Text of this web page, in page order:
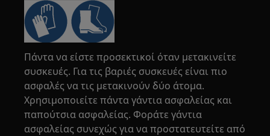
Πάντα να είστε προσεκτικοί όταν μετακινείτε
συσκευές. Για τις βαριές συσκευές είναι πιο
ασφαλές να τις μετακινούν δύο άτομα.
Χρησιμοποιείτε πάντα γάντια ασφαλείας και
παπούτσια ασφαλείας. Φοράτε γάντια
ασφαλείας συνεχώς για να προστατευτείτε από